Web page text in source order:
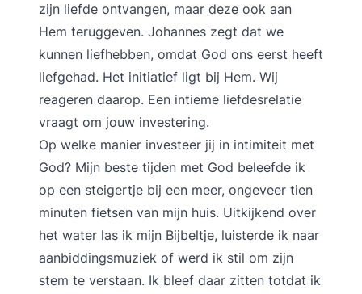
zijn liefde ontvangen, maar deze ook aan
Hem teruggeven. Johannes zegt dat we
kunnen liefhebben, omdat God ons eerst heeft
liefgehad. Het initiatief ligt bij Hem. Wij
reageren daarop. Een intieme liefdesrelatie
vraagt om jouw investering.
Op welke manier investeer jij in intimiteit met
God? Mijn beste tijden met God beleefde ik
op een steigertje bij een meer, ongeveer tien
minuten fietsen van mijn huis. Uitkijkend over
het water las ik mijn Bijbeltje, luisterde ik naar
aanbiddingsmuziek of werd ik stil om zijn
stem te verstaan. Ik bleef daar zitten totdat ik